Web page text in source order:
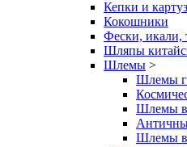
Кепки и
Кокошники
Фески, икали,
Шляпы
Шлемы >
Шлемы
Шлемы
Шлемы